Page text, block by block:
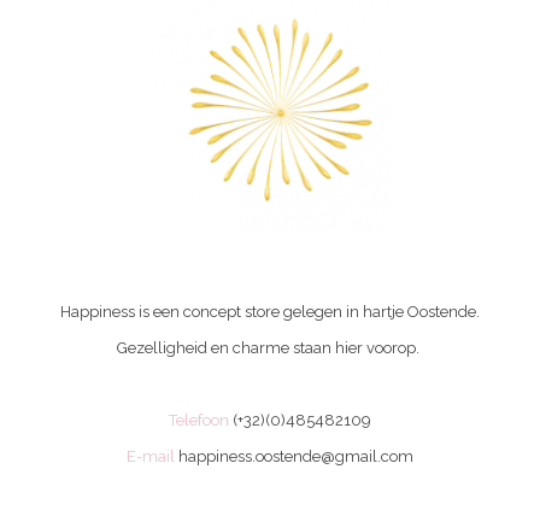
Happiness is een concept store gelegen in hartje Oostende.
Gezelligheid en charme staan hier voorop.
Telefoon (+32)(0)485482109
E-mail happiness.oostende@gmail.com